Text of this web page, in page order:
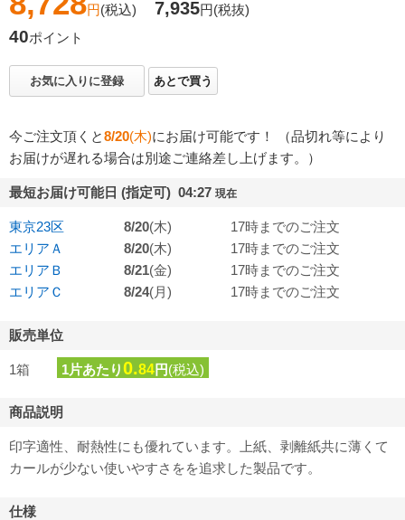
円(税込) 7,935円(税抜)
40ポイント
お気に入りに登録 あとで買う
今ご注文頂くと8/20(木)にお届け可能です！ （品切れ等により
お届けが遅れる場合は別途ご連絡差し上げます。）
最短お届け可能日 (指定可) 04:27 現在
東京23区 8/20(木)
17時までのご注文
エリアＡ
8/20(木)
17時までのご注文
エリアＢ
8/21(金)
17時までのご注文
エリアＣ
8/24(月) 17時までのご注文
販売単位
1箱 1片あたり 0.84円(税込)
商品説明
印字適性、耐熱性にも優れています。上紙、剥離紙共に薄くて
カールが少ない使いやすさをを追求した製品です。
仕様